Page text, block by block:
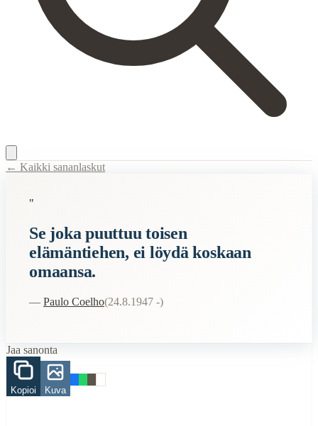
Description:Tämä sanonta tarkoittaa, että jos käytät liikaa aikaa ja
Semantic Themes
Finding Finnish proverbs about specific topics
Understanding Finnish cultural wisdom
Learning Finnish language through proverbs
Finding quotes for speeches or writing
← Kaikki sananlaskut
"
Se joka puuttuu toisen
elämäntiehen, ei löydä koskaan
omaansa.
— Paulo Coelho(24.8.1947 -)
Jaa sanonta
Kopioi Kuva